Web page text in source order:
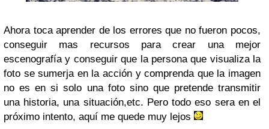
Ahora toca aprender de los errores que no fueron pocos,
conseguir mas recursos para crear una mejor
escenografía y conseguir que la persona que visualiza la
foto se sumerja en la acción y comprenda que la imagen
no es en si solo una foto sino que pretende transmitir
una historia, una situación,etc. Pero todo eso sera en el
próximo intento, aquí me quede muy lejos